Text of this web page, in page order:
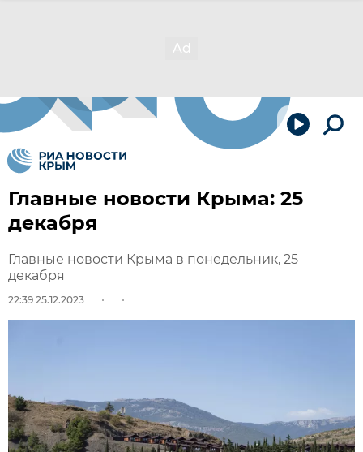
Главные новости Крыма: 25
декабря
Главные новости Крыма в понедельник, 25
декабря
22:39 25.12.2023